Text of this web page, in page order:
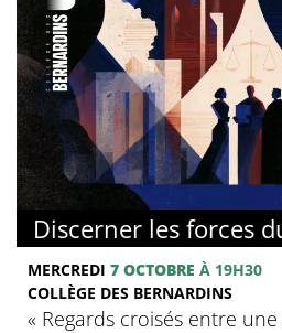
Discerner les forces
MERCREDI 7 OCTOBRE À 19H30
COLLÈGE DES BERNARDINS
‍« Regards croisés entre